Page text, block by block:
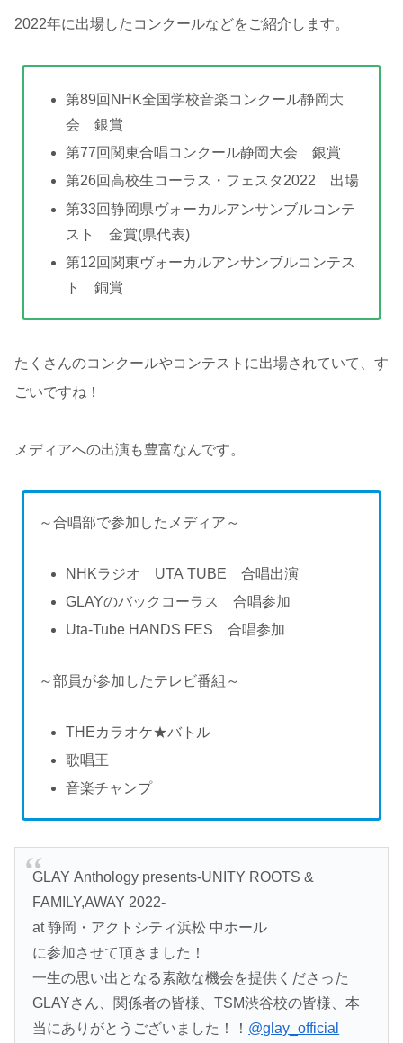
2022年に出場したコンクールなどをご紹介します。
第89回NHK全国学校音楽コンクール静岡大
会 銀賞
第77回関東合唱コンクール静岡大会 銀賞
第26回高校生コーラス・フェスタ2022 出場
第33回静岡県ヴォーカルアンサンブルコンテ
スト 金賞(県代表)
第12回関東ヴォーカルアンサンブルコンテス
ト 銅賞
たくさんのコンクールやコンテストに出場されていて、す
ごいですね！
メディアへの出演も豊富なんです。
～合唱部で参加したメディア～
NHKラジオ UTA TUBE 合唱出演
GLAYのバックコーラス 合唱参加
Uta-Tube HANDS FES 合唱参加
～部員が参加したテレビ番組～
THEカラオケ★バトル
歌唱王
音楽チャンプ
GLAY Anthology presents-UNITY ROOTS &
FAMILY,AWAY 2022-
at 静岡・アクトシティ浜松 中ホール
に参加させて頂きました！
一生の思い出となる素敵な機会を提供くださった
GLAYさん、関係者の皆様、TSM渋谷校の皆様、本
当にありがとうございました！！ @glay_official